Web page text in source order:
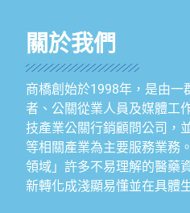
關於我們
商橋創始於1998年，是由一
者、公關從業人員及媒體工
技產業公關行銷顧問公司，
等相關產業為主要服務業務
領域」許多不易理解的醫藥
新轉化成淺顯易懂並在具體